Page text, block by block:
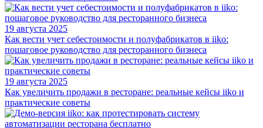
19 августа 2025
Как вести учет себестоимости и полуфабрикатов в iiko:
пошаговое руководство для ресторанного бизнеса
19 августа 2025
Как увеличить продажи в ресторане: реальные кейсы iiko и
практические советы